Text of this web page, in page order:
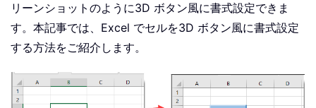
リーンショットのように3D ボタン風に書式設定できま
す。本記事では、Excel でセルを3D ボタン風に書式設定
する方法をご紹介します。